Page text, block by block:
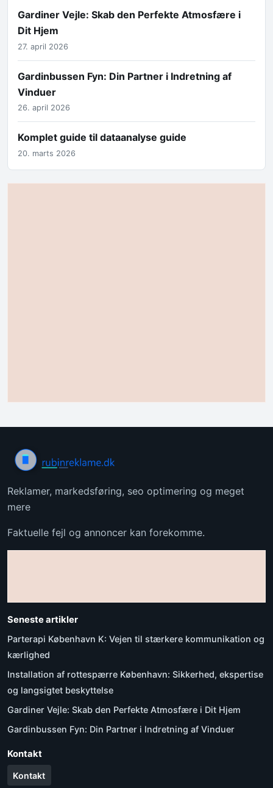
Gardiner Vejle: Skab den Perfekte Atmosfære i
Dit Hjem
27. april 2026
Gardinbussen Fyn: Din Partner i Indretning af
Vinduer
26. april 2026
Komplet guide til dataanalyse guide
20. marts 2026
Reklamer, markedsføring, seo optimering og meget
mere
Faktuelle fejl og annoncer kan forekomme.
Seneste artikler
Parterapi København K: Vejen til stærkere kommunikation og
kærlighed
Installation af rottespærre København: Sikkerhed, ekspertise
og langsigtet beskyttelse
Gardiner Vejle: Skab den Perfekte Atmosfære i Dit Hjem
Gardinbussen Fyn: Din Partner i Indretning af Vinduer
Kontakt
Kontakt